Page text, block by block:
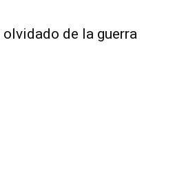
de la guerra